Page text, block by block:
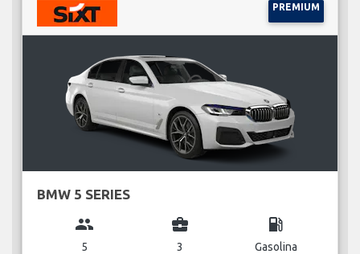
PREMIUM
BMW 5 SERIES
group
5
business_center
3
local_gas_station
Gasolina